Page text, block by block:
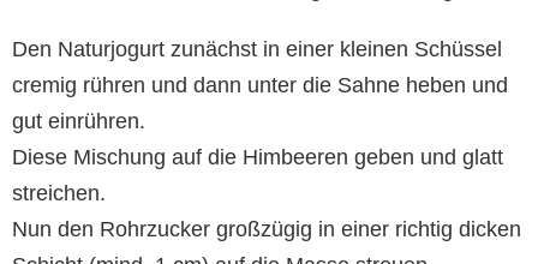
Den Naturjogurt zunächst in einer kleinen Schüssel
cremig rühren und dann unter die Sahne heben und
gut einrühren.
Diese Mischung auf die Himbeeren geben und glatt
streichen.
Nun den Rohrzucker großzügig in einer richtig dicken